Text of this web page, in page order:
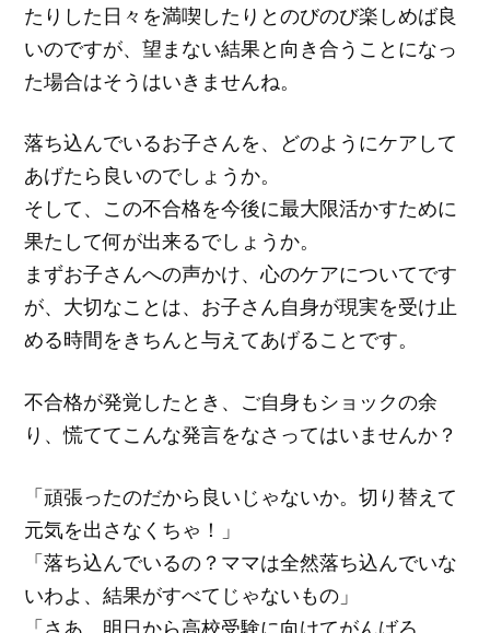
たりした日々を満喫したりとのびのび楽しめば良
いのですが、望まない結果と向き合うことになっ
た場合はそうはいきませんね。
落ち込んでいるお子さんを、どのようにケアして
あげたら良いのでしょうか。
そして、この不合格を今後に最大限活かすために
果たして何が出来るでしょうか。
まずお子さんへの声かけ、心のケアについてです
が、大切なことは、お子さん自身が現実を受け止
める時間をきちんと与えてあげることです。
不合格が発覚したとき、ご自身もショックの余
り、慌ててこんな発言をなさってはいませんか？
「頑張ったのだから良いじゃないか。切り替えて
元気を出さなくちゃ！」
「落ち込んでいるの？ママは全然落ち込んでいな
いわよ、結果がすべてじゃないもの」
「さあ、明日から高校受験に向けてがんばろ